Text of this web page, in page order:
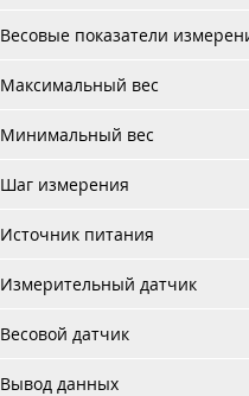
Весовые показатели
Максимальный вес
Минимальный вес
Шаг измерения
Источник питания
Измерительный датчик
Весовой датчик
Вывод данных